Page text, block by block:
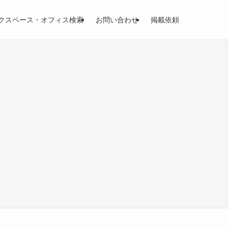
スペース・オフィス検索 お問い合わせ 掲載依頼